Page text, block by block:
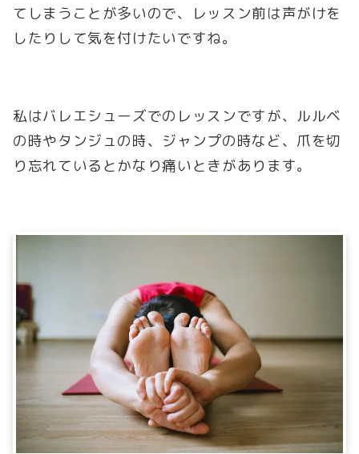
てしまうことが多いので、レッスン前は声がけを
したりして気を付けたいですね。
私はバレエシューズでのレッスンですが、ルルベ
の時やタンジュの時、ジャンプの時など、爪を切
り忘れているとかなり痛いときがあります。